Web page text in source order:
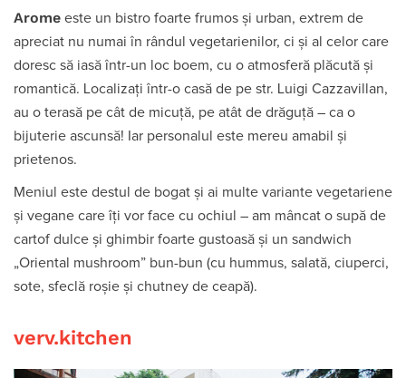
Arome este un bistro foarte frumos și urban, extrem de
apreciat nu numai în rândul vegetarienilor, ci și al celor care
doresc să iasă într-un loc boem, cu o atmosferă plăcută și
romantică. Localizați într-o casă de pe str. Luigi Cazzavillan,
au o terasă pe cât de micuță, pe atât de drăguță – ca o
bijuterie ascunsă! Iar personalul este mereu amabil și
prietenos.
Meniul este destul de bogat și ai multe variante vegetariene
și vegane care îți vor face cu ochiul – am mâncat o supă de
cartof dulce și ghimbir foarte gustoasă și un sandwich
„Oriental mushroom” bun-bun (cu hummus, salată, ciuperci,
sote, sfeclă roșie și chutney de ceapă).
verv.kitchen